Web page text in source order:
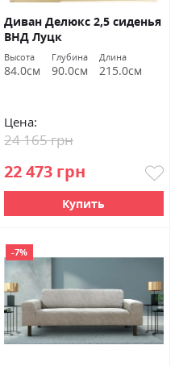
Диван Делюкс 2,5 сиденья
ВНД Луцк
Высота
84.0см
Глубина
90.0см
Длина
215.0см
Цена:
22 473 грн
24 165 грн
Купить
-7%